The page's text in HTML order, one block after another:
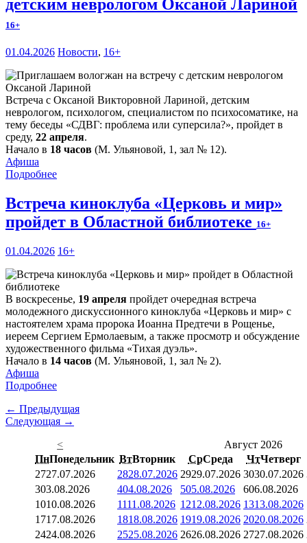
детским неврологом Оксаной Лариной
16+
01.04.2026 Новости, 16+
Встреча с Оксаной Викторовной Лариной, детским
неврологом, психологом, специалистом по психосоматике, на
тему беседы «СДВГ: проблема или суперсила?», пройдет в
среду, 22 апреля.
Начало в 18 часов (М. Ульяновой, 1, зал № 12).
Афиша
Подробнее
Встреча киноклуба «Церковь и мир»
пройдет в Областной библиотеке 16+
01.04.2026 16+
В воскресенье, 19 апреля пройдет очередная встреча
молодежного дискуссионного киноклуба «Церковь и мир» с
настоятелем храма пророка Иоанна Предтечи в Рощенье,
иереем Сергием Ермолаевым, а также просмотр и обсуждение
художественного фильма «Тихая дуэль».
Начало в 14 часов (М. Ульяновой, 1, зал № 2).
Афиша
Подробнее
← Предыдущая
Следующая →
<
Август 2026
ПнПонедельник ВтВторник СрСреда ЧтЧетверг
2727.07.2026 2828.07.2026 2929.07.2026 3030.07.2026
303.08.2026 404.08.2026 505.08.2026 606.08.2026
1010.08.2026 1111.08.2026 1212.08.2026 1313.08.2026
1717.08.2026 1818.08.2026 1919.08.2026 2020.08.2026
2424.08.2026 2525.08.2026 2626.08.2026 2727.08.2026